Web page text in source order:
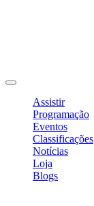
Assistir
Programação
Eventos
Classificações
Notícias
Loja
Blogs